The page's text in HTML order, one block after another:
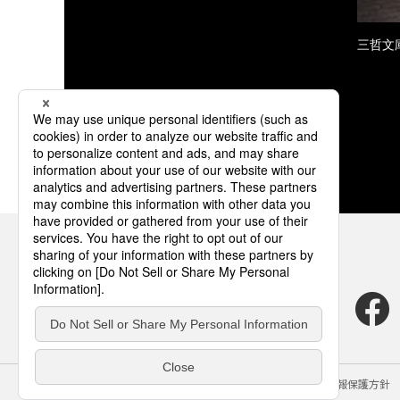
三哲文
サイトのご利用にあたって クッキーポリシー 個人情報保護方針